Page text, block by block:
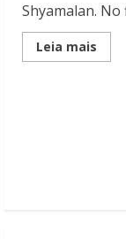
Shyamalan. No
Leia mais
more